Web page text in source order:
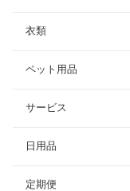
衣類
ペット用品
サービス
日用品
定期便